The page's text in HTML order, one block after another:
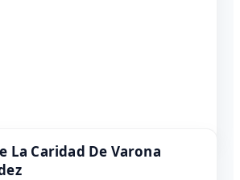
La Caridad De Varona